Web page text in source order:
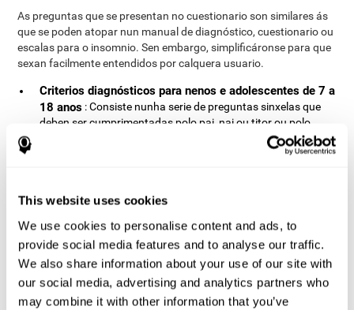
This website uses cookies
We use cookies to personalise content and ads, to
provide social media features and to analyse our traffic.
We also share information about your use of our site with
our social media, advertising and analytics partners who
may combine it with other information that you’ve
As preguntas que se presentan no cuestionario son similares ás
que se poden atopar nun manual de diagnóstico, cuestionario ou
escalas para o insomnio. Sen embargo, simplificáronse para que
sexan facilmente entendidos por calquera usuario.
Criterios diagnósticos para nenos e adolescentes de 7 a
18 anos : Consiste nunha serie de preguntas sinxelas que
deben ser cumprimentadas polo pai, nai ou titor ou polo
profesional encargado da avaliación. O cuestionario
abarcará as seguintes áreas: Síntomas de insomnio (soño
ao sono) e síntomas asociados (irritabilidade e falta de
Criterios diagnósticos para adultos
: Consiste nunha serie
de preguntas sinxelas que debe responder o profesional
encargado da avaliación, ou o propio usuario. O cuestionario
abrangue as seguintes áreas: Síntomas de insomnio (soño
de mala calidade, dificultade para conciliar o sono, etc.),